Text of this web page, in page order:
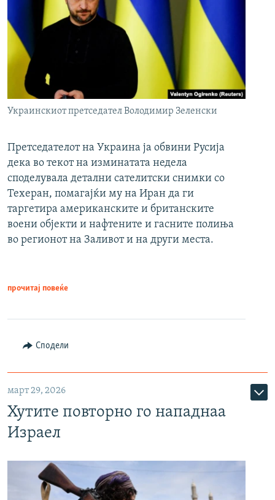
Украинскиот претседател Володимир Зеленски
Претседателот на Украина ја обвини Русија
дека во текот на изминатата недела
споделувала детални сателитски снимки со
Техеран, помагајќи му на Иран да ги
таргетира американските и британските
воени објекти и нафтените и гасните полиња
во регионот на Заливот и на други места.
прочитај повеќе
Сподели
март 29, 2026
Хутите повторно го нападнаа
Израел